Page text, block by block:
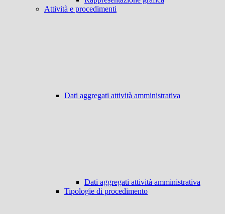
Attività e procedimenti
Dati aggregati attività amministrativa
Dati aggregati attività amministrativa
Tipologie di procedimento